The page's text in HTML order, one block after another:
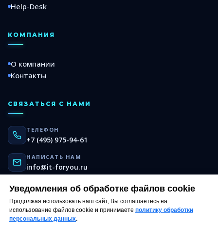
Уведомления об обработке файлов cookie
Продолжая использовать наш сайт, Вы соглашаетесь на
использование файлов cookie и принимаете политику обработки
персональных данных.
Help-Desk
КОМПАНИЯ
О компании
Контакты
СВЯЗАТЬСЯ С НАМИ
ТЕЛЕФОН
+7 (495) 975-94-61
НАПИСАТЬ НАМ
info@it-foryou.ru
@it_foryou